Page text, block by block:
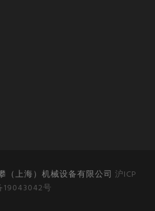
（上海）机械设备有限公司 沪ICP
19043042号